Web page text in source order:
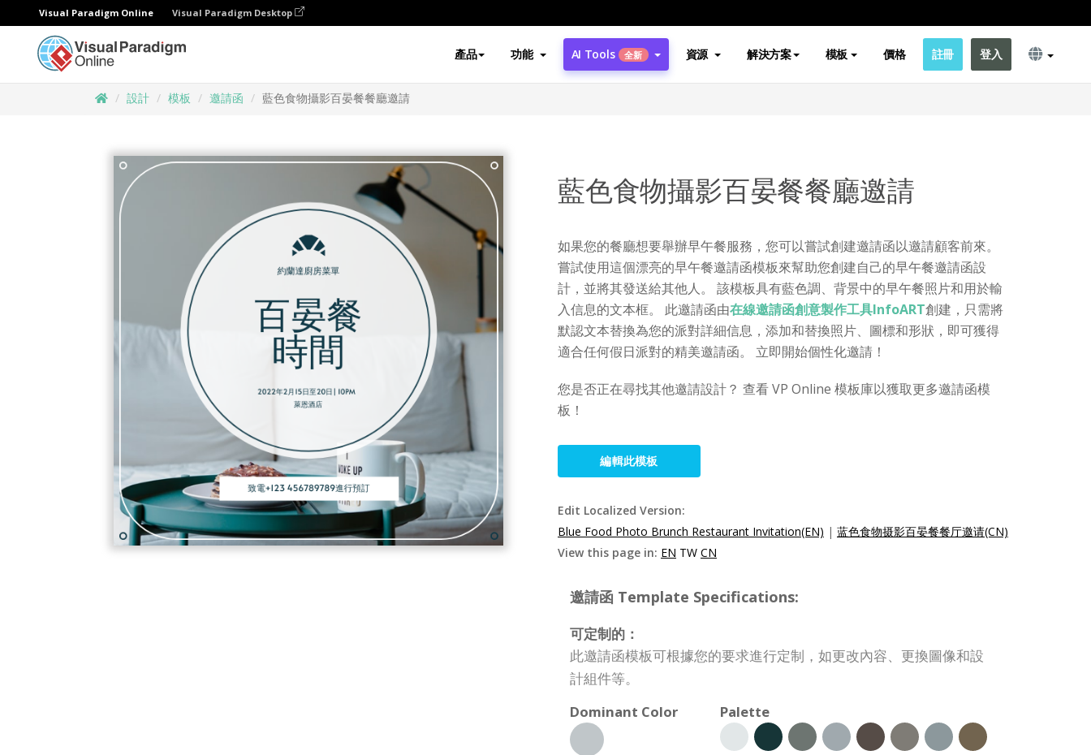
Visual Paradigm Online Visual Paradigm Desktop
產品 功能 AI Tools 全新 資源 解決方案 模板 價格 註冊 登入
設計 模板 邀請函 藍色食物攝影百晏餐餐廳邀請
藍色食物攝影百晏餐餐廳邀請
如果您的餐廳想要舉辦早午餐服務，您可以嘗試創建邀請函以邀請顧客前來。
嘗試使用這個漂亮的早午餐邀請函模板來幫助您創建自己的早午餐邀請函設
計，並將其發送給其他人。 該模板具有藍色調、背景中的早午餐照片和用於輸
入信息的文本框。 此邀請函由在線邀請函創意製作工具InfoART創建，只需將
默認文本替換為您的派對詳細信息，添加和替換照片、圖標和形狀，即可獲得
適合任何假日派對的精美邀請函。 立即開始個性化邀請！
您是否正在尋找其他邀請設計？ 查看 VP Online 模板庫以獲取更多邀請函模
板！
編輯此模板
Edit Localized Version:
Blue Food Photo Brunch Restaurant Invitation(EN) | 蓝色食物摄影百晏餐餐厅邀请(CN)
View this page in: EN TW CN
邀請函 Template Specifications:
可定制的：
此邀請函模板可根據您的要求進行定制，如更改內容、更換圖像和設
計組件等。
Dominant Color
Palette